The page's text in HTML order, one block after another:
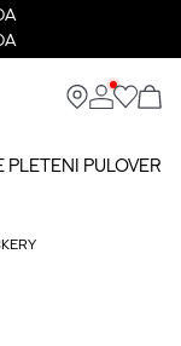
PLETENI PULOVER